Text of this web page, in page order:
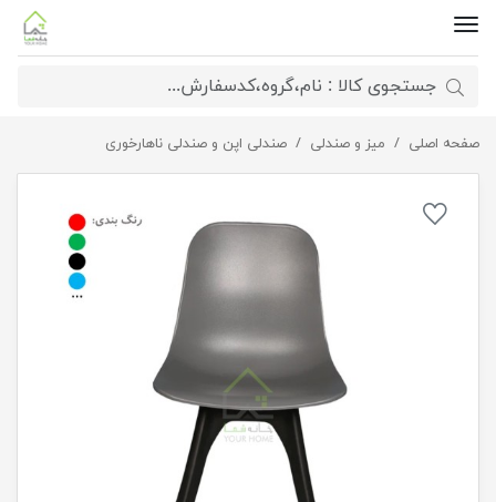
صفحه اصلی میز و صندلی صندلی اپن و صندلی ناهارخوری صندلی تیکا مایا